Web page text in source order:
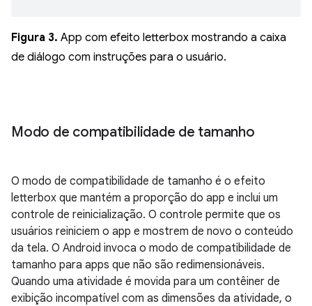
Figura 3. App com efeito letterbox mostrando a caixa
de diálogo com instruções para o usuário.
Modo de compatibilidade de tamanho
O modo de compatibilidade de tamanho é o efeito
letterbox que mantém a proporção do app e inclui um
controle de reinicialização. O controle permite que os
usuários reiniciem o app e mostrem de novo o conteúdo
da tela. O Android invoca o modo de compatibilidade de
tamanho para apps que não são redimensionáveis.
Quando uma atividade é movida para um contêiner de
exibição incompatível com as dimensões da atividade, o